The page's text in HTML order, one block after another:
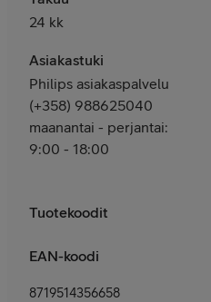
24 kk
Asiakastuki
Philips asiakaspalvelu
(+358) 988625040
maanantai - perjantai:
9:00 - 18:00
Tuotekoodit
EAN-koodi
8719514356658